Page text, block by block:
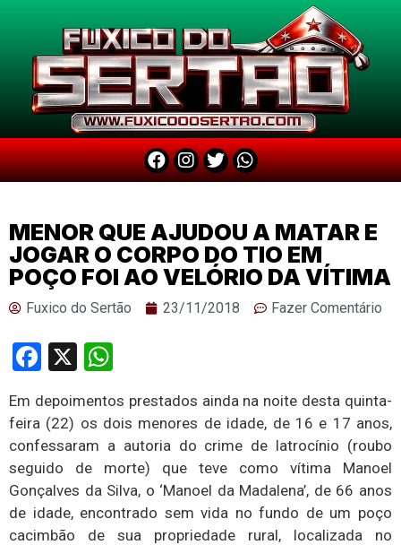
MENOR QUE AJUDOU A MATAR E
JOGAR O CORPO DO TIO EM
POÇO FOI AO VELÓRIO DA VÍTIMA
Fuxico do Sertão 23/11/2018 Fazer Comentário
Facebook
X
Em depoimentos prestados ainda na noite desta quinta-
feira (22) os dois menores de idade, de 16 e 17 anos,
confessaram a autoria do crime de latrocínio (roubo
seguido de morte) que teve como vítima Manoel
Gonçalves da Silva, o ‘Manoel da Madalena’, de 66 anos
de idade, encontrado sem vida no fundo de um poço
cacimbão de sua propriedade rural, localizada no